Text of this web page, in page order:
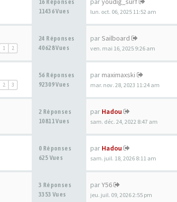
16 Réponses
11436 Vues
lun. oct. 06, 2025 11:52 am
1 2
24 Réponses
40628 Vues
parSailboard
ven. mai 16, 2025 9:26 am
2 3
56 Réponses
92309 Vues
par maximaxski
mar. nov. 28, 2023 11:24 am
2 Réponses
10811 Vues
par Hadou
sam. déc. 24, 2022 8:47 am
0 Réponses
625 Vues
par Hadou
sam. juil. 18, 2026 8:11 am
3 Réponses
3353 Vues
parY56
jeu. juil. 09, 2026 2:55 pm